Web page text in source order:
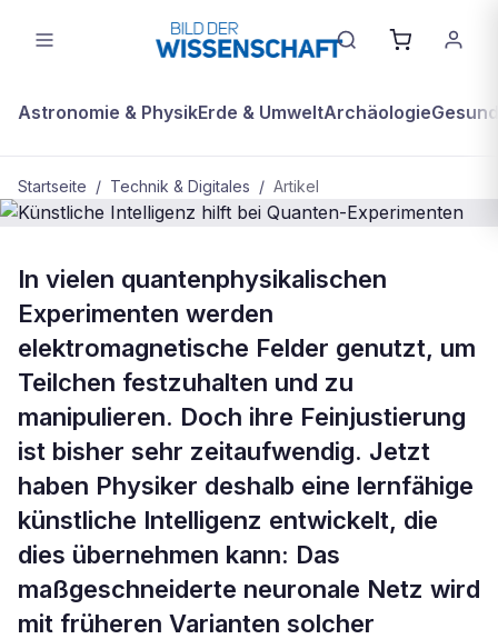
Astronomie & PhysikErde & UmweltArchäologie
Startseite / Technik & Digitales / Artikel
Künstliche Intelligenz hilft bei
Quanten-Experimenten
In vielen quantenphysikalischen
Experimenten werden
elektromagnetische Felder genutzt, um
Teilchen festzuhalten und zu
manipulieren. Doch ihre Feinjustierung
ist bisher sehr zeitaufwendig. Jetzt
haben Physiker deshalb eine lernfähige
künstliche Intelligenz entwickelt, die
dies übernehmen kann: Das
maßgeschneiderte neuronale Netz wird
mit früheren Varianten solcher